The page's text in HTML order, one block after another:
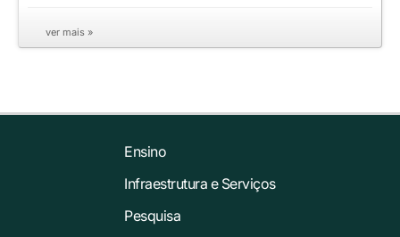
ver mais »
Ensino
Infraestrutura e Serviços
Pesquisa